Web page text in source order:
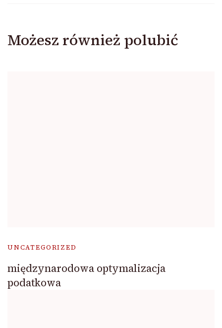
Możesz również polubić
UNCATEGORIZED
międzynarodowa optymalizacja
podatkowa